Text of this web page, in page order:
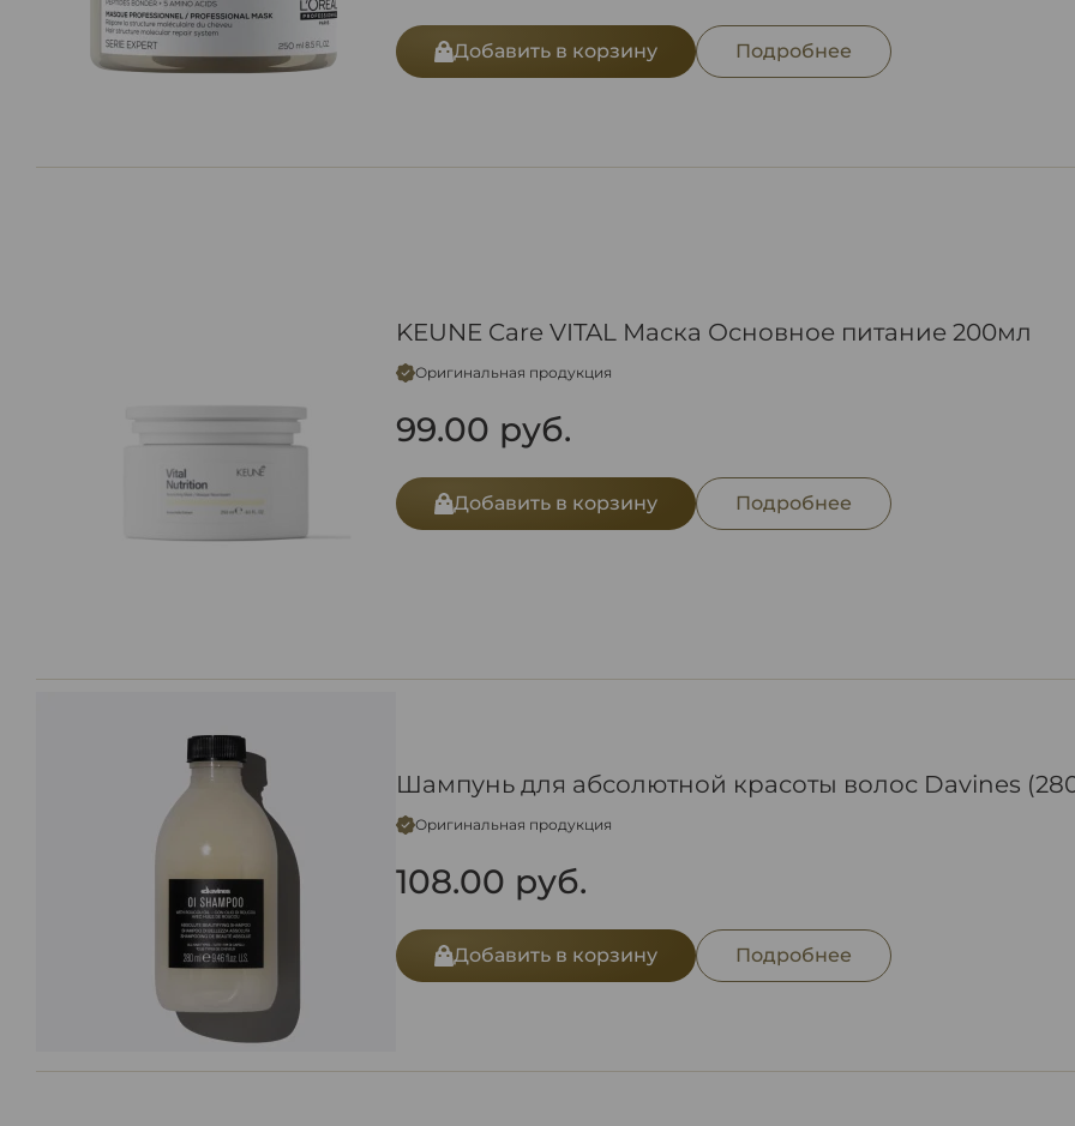
Добавить в корзину Подробнее
KEUNE Care VITAL Маска Основное питание 200мл
Оригинальная продукция
99.00 руб.
Добавить в корзину Подробнее
Шампунь для абсолютной красоты волос Davines
Оригинальная продукция
108.00 руб.
Добавить в корзину Подробнее